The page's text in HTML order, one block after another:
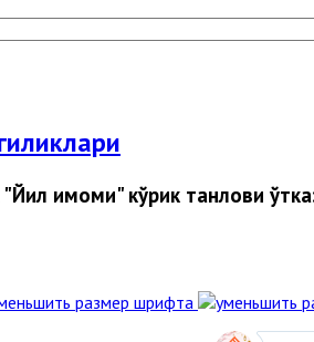
имоми" кўрик танлови
размер шрифта